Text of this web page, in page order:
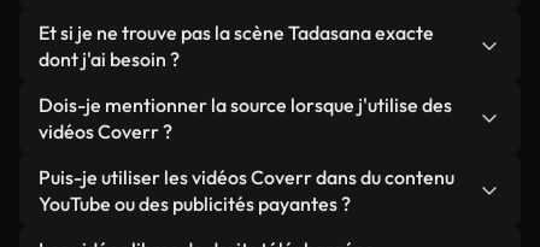
générées par IA. Chaque vidéo est clairement
identifiée afin que vous sachiez toujours ce que
vous utilisez.
Sauf si vous choisissez nos versions optimisées.
Nous proposons des formats légers, prêts pour le
ils conservent une qualité élevée tout en
minimisant les temps de chargement et en
améliorant des indicateurs comme le LCP.
Et si je ne trouve pas la scène Tadasana exacte
dont j'ai besoin ?
Vous pouvez en créer une instantanément avec
Coverr AI Studio. Il vous suffit de décrire la scène,
le Studio générera en quelques secondes une vidéo
personnalisée conforme à nos normes de licence.
Dois-je mentionner la source lorsque j'utilise des
vidéos Coverr ?
Aucune attribution n'est requise. Toutes les vidéos
de notre bibliothèque sont libres de droits et
Puis-je utiliser les vidéos Coverr dans du contenu
YouTube ou des publicités payantes ?
Oui. Toutes les séquences vidéo de Coverr peuvent